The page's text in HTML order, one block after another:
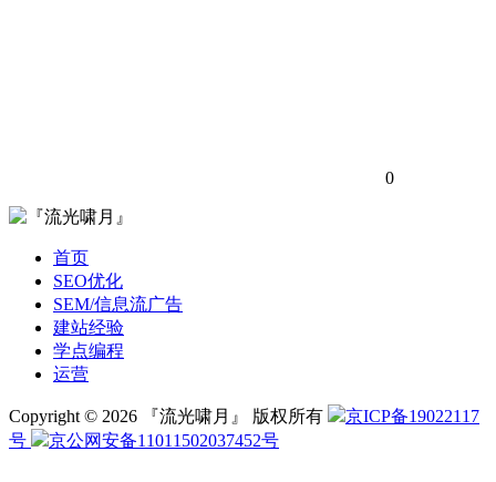
0
首页
SEO优化
SEM/信息流广告
建站经验
学点编程
运营
Copyright © 2026 『流光啸月』 版权所有
京ICP备19022117
号
京公网安备11011502037452号